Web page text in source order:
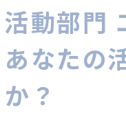
活動部門
あなたの
か？